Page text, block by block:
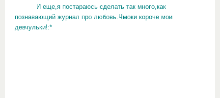
И еще,я постараюсь сделать так много,как
познавающий журнал про любовь.Чмоки короче мои
девчульки!:*